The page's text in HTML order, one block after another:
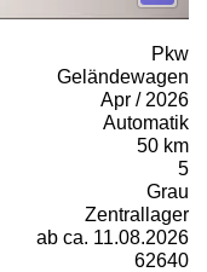
Pkw
Geländewagen
Apr / 2026
Automatik
50 km
5
Grau
Zentrallager
ab ca. 11.08.2026
62640